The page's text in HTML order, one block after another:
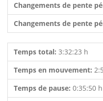
Changements de pente
Changements de pente
Temps total: 3:32:23 h
Temps en mouvement:
Temps de pause: 0:35:50 h